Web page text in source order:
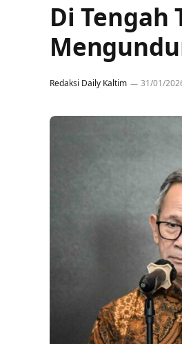
Di Tengah
Redaksi Daily Kaltim 31/01/